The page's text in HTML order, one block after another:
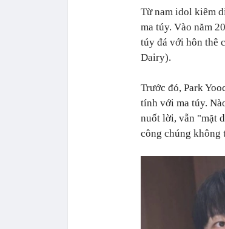
Từ nam idol kiêm
ma túy. Vào năm
túy đá với hôn thê
Dairy).
Trước đó, Park
tính với ma túy.
nuốt lời, vẫn "mặt
công chúng